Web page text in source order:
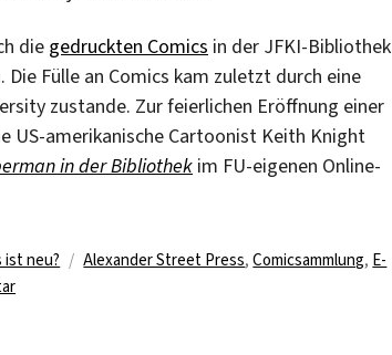
die gedruckten Comics in der JFKI-Bibliothek
Fülle an Comics kam zuletzt durch eine
zustande. Zur feierlichen Eröffnung einer
US-amerikanische Cartoonist Keith Knight
in der Bibliothek im FU-eigenen Online-
ist neu? Schlagwörter
Alexander Street Press,Comicsammlung, E-
zu